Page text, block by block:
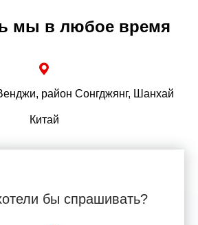
мы в любое время
район Сонгджянг, Шанхай
Китай
бы спрашивать?